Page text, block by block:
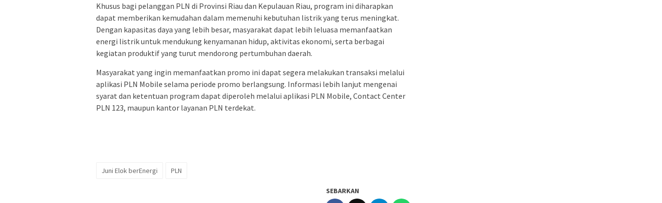
Khusus bagi pelanggan PLN di Provinsi Riau dan Kepulauan Riau, program ini diharapkan
dapat memberikan kemudahan dalam memenuhi kebutuhan listrik yang terus meningkat.
Dengan kapasitas daya yang lebih besar, masyarakat dapat lebih leluasa memanfaatkan
energi listrik untuk mendukung kenyamanan hidup, aktivitas ekonomi, serta berbagai
kegiatan produktif yang turut mendorong pertumbuhan daerah.
Masyarakat yang ingin memanfaatkan promo ini dapat segera melakukan transaksi melalui
aplikasi PLN Mobile selama periode promo berlangsung. Informasi lebih lanjut mengenai
syarat dan ketentuan program dapat diperoleh melalui aplikasi PLN Mobile, Contact Center
PLN 123, maupun kantor layanan PLN terdekat.
Juni Elok berEnergi PLN
SEBARKAN